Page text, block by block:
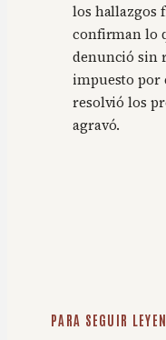
los hallazgos
confirman lo
denunció sin
impuesto por
resolvió los
agravó.
PARA SEGUIR